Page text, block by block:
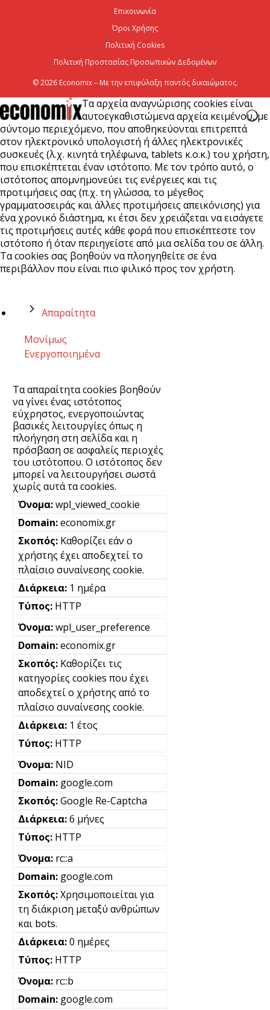
Επικοινωνία
Όροι Χρήσης
Πολιτική Cookies
Πολιτική Προστασίας Προσωπικών Δεδομένων
© 2026 Economix – Με την επιφύλαξη παντός δικαιώματος.
Τα αρχεία αναγνώρισης cookies είναι
αυτοεγκαθιστώμενα αρχεία κειμένου, με
σύντομο περιεχόμενο, που αποθηκεύονται επιτρεπτά
στον ηλεκτρονικό υπολογιστή ή άλλες ηλεκτρονικές
συσκευές (λ.χ. κινητά τηλέφωνα, tablets κ.ο.κ.) του χρήστη,
που επισκέπτεται έναν ιστότοπο. Με τον τρόπο αυτό, ο
ιστότοπος απομνημονεύει τις ενέργειες και τις
προτιμήσεις σας (π.χ. τη γλώσσα, το μέγεθος
γραμματοσειράς και άλλες προτιμήσεις απεικόνισης) για
ένα χρονικό διάστημα, κι έτσι δεν χρειάζεται να εισάγετε
τις προτιμήσεις αυτές κάθε φορά που επισκέπτεστε τον
ιστότοπο ή όταν περιηγείστε από μια σελίδα του σε άλλη.
Τα cookies σας βοηθούν να πλοηγηθείτε σε ένα
περιβάλλον που είναι πιο φιλικό προς τον χρήστη.
Απαραίτητα
Μονίμως
Ενεργοποιημένα
Τα απαραίτητα cookies βοηθούν
να γίνει ένας ιστότοπος
εύχρηστος, ενεργοποιώντας
βασικές λειτουργίες όπως η
πλοήγηση στη σελίδα και η
πρόσβαση σε ασφαλείς περιοχές
του ιστότοπου. Ο ιστότοπος δεν
μπορεί να λειτουργήσει σωστά
χωρίς αυτά τα cookies.
wpl_viewed_cookie
economix.gr
Καθορίζει εάν ο
χρήστης έχει αποδεχτεί το
πλαίσιο συναίνεσης cookie.
1 ημέρα
HTTP
wpl_user_preference
economix.gr
Καθορίζει τις
κατηγορίες cookies που έχει
αποδεχτεί ο χρήστης από το
πλαίσιο συναίνεσης cookie.
1 έτος
HTTP
NID
google.com
Google Re-Captcha
6 μήνες
HTTP
rc::a
google.com
Χρησιμοποιείται για
τη διάκριση μεταξύ ανθρώπων
και bots.
0 ημέρες
HTTP
rc::b
google.com